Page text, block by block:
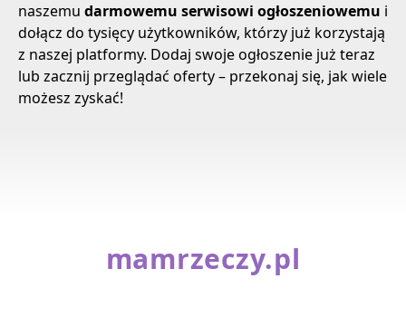
naszemu darmowemu serwisowi ogłoszeniowemu i
dołącz do tysięcy użytkowników, którzy już korzystają
z naszej platformy. Dodaj swoje ogłoszenie już teraz
lub zacznij przeglądać oferty – przekonaj się, jak wiele
możesz zyskać!
mamrzeczy.pl